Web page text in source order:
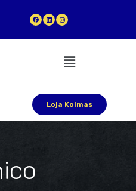
Loja Koimas